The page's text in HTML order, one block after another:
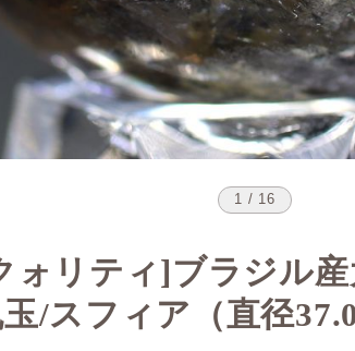
1 / 16
ォリティ]ブラジル
/スフィア（直径